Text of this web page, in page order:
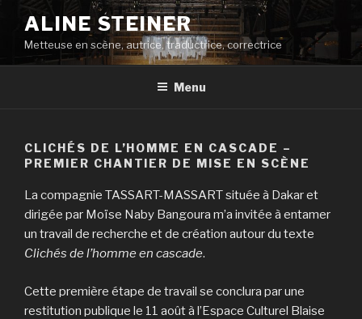
contenu
principal
ALINE STEINER
Metteuse en scène, autrice, traductrice, correctrice
Menu
CLICHÉS DE L’HOMME EN CASCADE –
PREMIER CHANTIER DE MISE EN SCÈNE
La compagnie TASSART-MASSART située à Dakar et
dirigée par Moïse Naby Bangoura m’a invitée à entamer
un travail de recherche et de création autour du texte
Clichés de l’homme en cascade.
Cette première étape de travail se conclura par une
restitution publique le 11 août à l’Espace Culturel Blaise